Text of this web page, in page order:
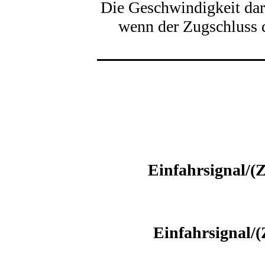
Die Geschwindigkeit
wenn der Zugschluss
Einfahrsignal/
Einfahrsignal/